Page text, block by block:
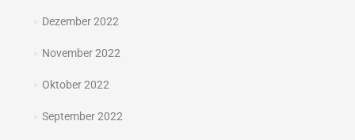
Dezember 2022
November 2022
Oktober 2022
September 2022